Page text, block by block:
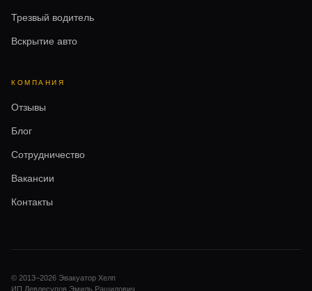
Трезвый водитель
Вскрытие авто
КОМПАНИЯ
Отзывы
Блог
Сотрудничество
Вакансии
Контакты
© 2013–2026 Эвакуатор Хелп
ИП Девлесупов Эмиль Рашидович